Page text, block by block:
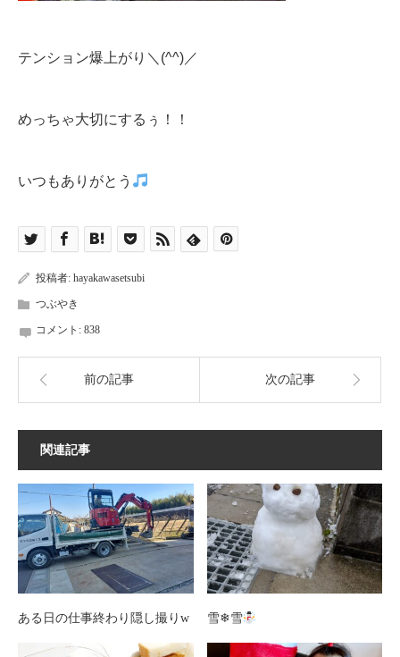
テンション爆上がり＼(^^)／
めっちゃ大切にするぅ！！
いつもありがとう
投稿者: hayakawasetsubi
つぶやき
コメント: 838
前の記事 次の記事
関連記事
ある日の仕事終わり隠し撮りw 雪❄雪